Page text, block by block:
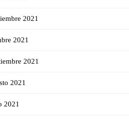
2021
2021
2021
2021
2021